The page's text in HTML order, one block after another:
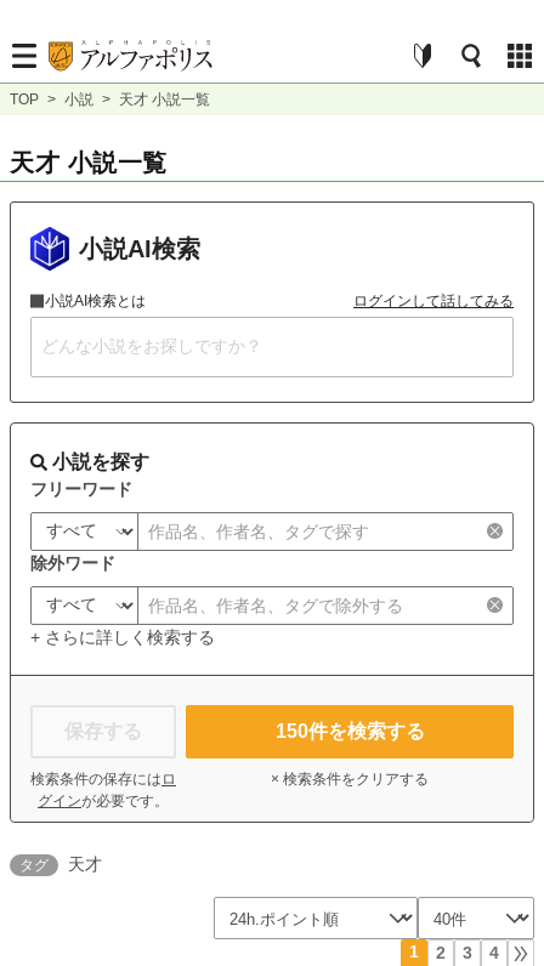
TOP > 小説 > 天才 小説一覧
天才 小説一覧
小説AI検索
小説AI検索とは ログインして話してみる
小説を探す
フリーワード
除外ワード
+ さらに詳しく検索する
保存する
検索条件の保存には ロ
グインが必要です。
150件を検索する
× 検索条件をクリアする
タグ 天才
1 2 3 4